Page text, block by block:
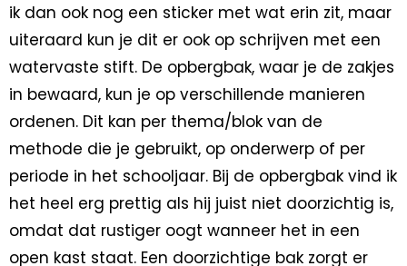
ik dan ook nog een sticker met wat erin zit, maar
uiteraard kun je dit er ook op schrijven met een
watervaste stift. De opbergbak, waar je de zakjes
in bewaard, kun je op verschillende manieren
ordenen. Dit kan per thema/blok van de
methode die je gebruikt, op onderwerp of per
periode in het schooljaar. Bij de opbergbak vind ik
het heel erg prettig als hij juist niet doorzichtig is,
omdat dat rustiger oogt wanneer het in een
open kast staat. Een doorzichtige bak zorgt er